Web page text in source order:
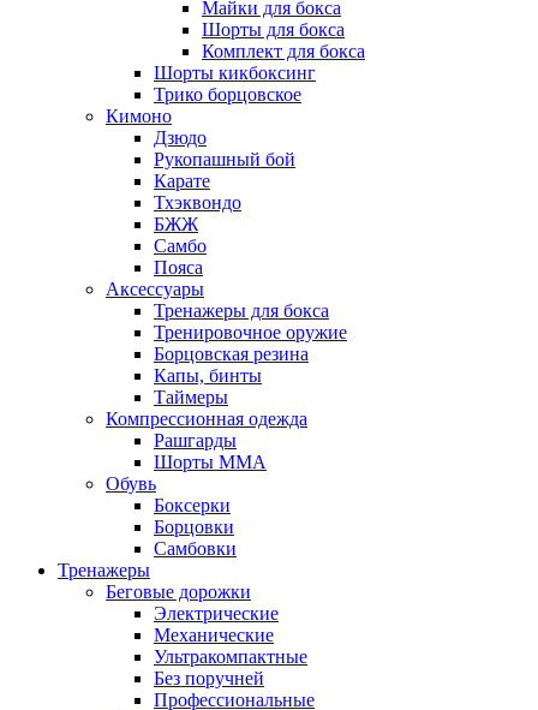
Майки для бокса
Шорты для бокса
Комплект для бокса
Шорты кикбоксинг
Трико борцовское
Кимоно
Дзюдо
Рукопашный бой
Карате
Тхэквондо
БЖЖ
Самбо
Пояса
Аксессуары
Тренажеры для бокса
Тренировочное оружие
Борцовская резина
Капы, бинты
Таймеры
Компрессионная одежда
Рашгарды
Шорты MMA
Обувь
Боксерки
Борцовки
Самбовки
Тренажеры
Беговые дорожки
Электрические
Механические
Ультракомпактные
Без поручней
Профессиональные